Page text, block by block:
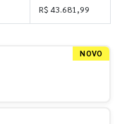
R$ 43.681,99
NOVO